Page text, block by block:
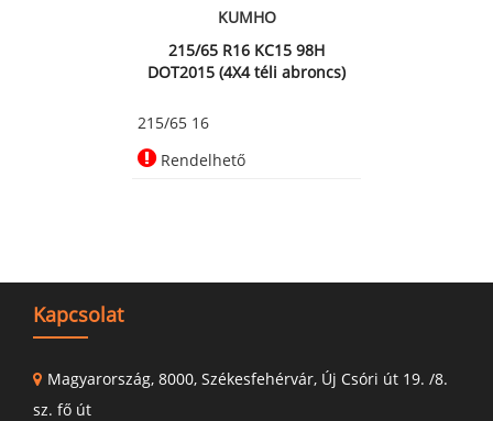
KUMHO
215/65 R16 KC15 98H
DOT2015 (4X4 téli abroncs)
215/65 16
Rendelhető
Kapcsolat
Magyarország, 8000, Székesfehérvár, Új Csóri út 19. /8.
sz. fő út